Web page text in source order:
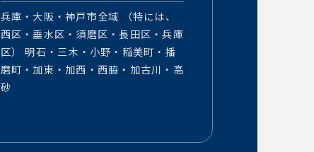
兵庫・大阪・神戸市全域 （特には、
西区・垂水区・須磨区・長田区・兵庫
区） 明石・三木・小野・稲美町・播
磨町・加東・加西・西脇・加古川・高
砂